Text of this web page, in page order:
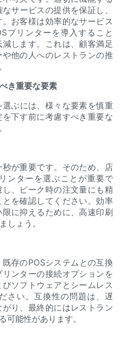
サービスの提供を保証し、
お客様は効率的なサービス
プリンターを導入すること
します。これは、顧客満足
他の人へのレストランの推
き重要な要素
ぶには、様々な要素を慎重
下す前に考慮すべき重要な
が重要です。そのため、店
ンターを選ぶことが重要で
、ピーク時の注文量にも精
を確認してください。効率
に抑えるために、高速印刷
しょう。
存のPOSシステムとの互換
ンターの接続オプションを
ソフトウェアとシームレス
さい。互換性の問題は、遅
り、最終的にはレストラン
可能性があります。